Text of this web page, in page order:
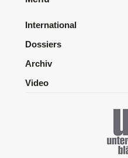
International
Dossiers
Archiv
Video